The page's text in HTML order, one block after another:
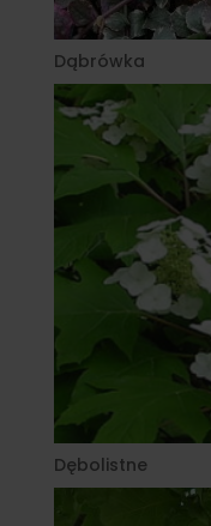
Dąbrówka
Dębolistne